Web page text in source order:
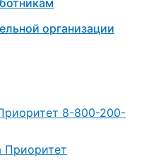
организации
8-800-200-